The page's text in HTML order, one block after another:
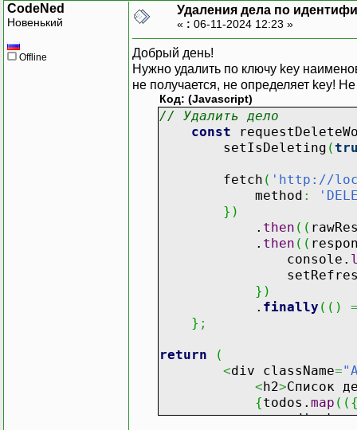
CodeNed
Новенький
Offline
Удаления дела по
« : 06-11-2024 12:23 »
Добрый день!
Нужно удалить по ключу key
не получается, не определяет key!
Код: (Javascript)
// Удалить дело
const
setIsDeleting (
fetch ( 'http://
method :
} )
. then ( (
. then ( (
console.
} )
. finally ( ( )
} ;
return
(
<div className=
<h2>Список
{todos. map ( (
<div key